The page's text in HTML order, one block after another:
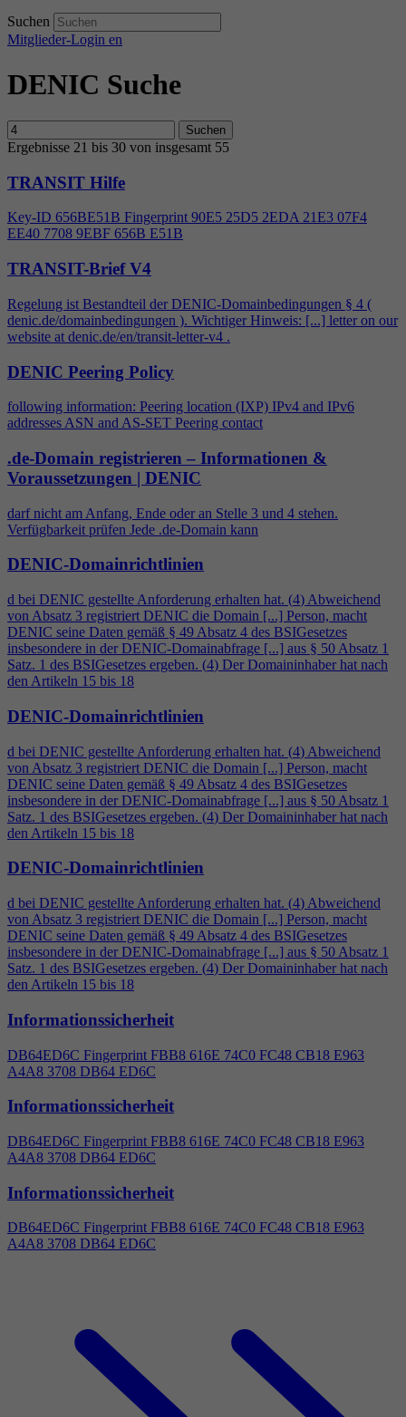
Suchen
Mitglieder-Login en
DENIC Suche
Suchen
Ergebnisse 21 bis 30 von insgesamt 55
TRANSIT Hilfe
Key-ID 656BE51B Fingerprint 90E5 25D5 2EDA 21E3 07F4
EE40 7708 9EBF 656B E51B
TRANSIT-Brief V4
Regelung ist Bestandteil der DENIC-Domainbedingungen § 4 (
denic.de/domainbedingungen ). Wichtiger Hinweis: [...] letter on our
website at denic.de/en/transit-letter-v4 .
DENIC Peering Policy
following information: Peering location (IXP) IPv4 and IPv6
addresses ASN and AS-SET Peering contact
.de-Domain registrieren – Informationen &
Voraussetzungen | DENIC
darf nicht am Anfang, Ende oder an Stelle 3 und 4 stehen.
Verfügbarkeit prüfen Jede .de-Domain kann
DENIC-Domainrichtlinien
d bei DENIC gestellte Anforderung erhalten hat. (4) Abweichend
von Absatz 3 registriert DENIC die Domain [...] Person, macht
DENIC seine Daten gemäß § 49 Absatz 4 des BSIGesetzes
insbesondere in der DENIC-Domainabfrage [...] aus § 50 Absatz 1
Satz. 1 des BSIGesetzes ergeben. (4) Der Domaininhaber hat nach
den Artikeln 15 bis 18
DENIC-Domainrichtlinien
d bei DENIC gestellte Anforderung erhalten hat. (4) Abweichend
von Absatz 3 registriert DENIC die Domain [...] Person, macht
DENIC seine Daten gemäß § 49 Absatz 4 des BSIGesetzes
insbesondere in der DENIC-Domainabfrage [...] aus § 50 Absatz 1
Satz. 1 des BSIGesetzes ergeben. (4) Der Domaininhaber hat nach
den Artikeln 15 bis 18
DENIC-Domainrichtlinien
d bei DENIC gestellte Anforderung erhalten hat. (4) Abweichend
von Absatz 3 registriert DENIC die Domain [...] Person, macht
DENIC seine Daten gemäß § 49 Absatz 4 des BSIGesetzes
insbesondere in der DENIC-Domainabfrage [...] aus § 50 Absatz 1
Satz. 1 des BSIGesetzes ergeben. (4) Der Domaininhaber hat nach
den Artikeln 15 bis 18
Informationssicherheit
DB64ED6C Fingerprint FBB8 616E 74C0 FC48 CB18 E963
A4A8 3708 DB64 ED6C
Informationssicherheit
DB64ED6C Fingerprint FBB8 616E 74C0 FC48 CB18 E963
A4A8 3708 DB64 ED6C
Informationssicherheit
DB64ED6C Fingerprint FBB8 616E 74C0 FC48 CB18 E963
A4A8 3708 DB64 ED6C